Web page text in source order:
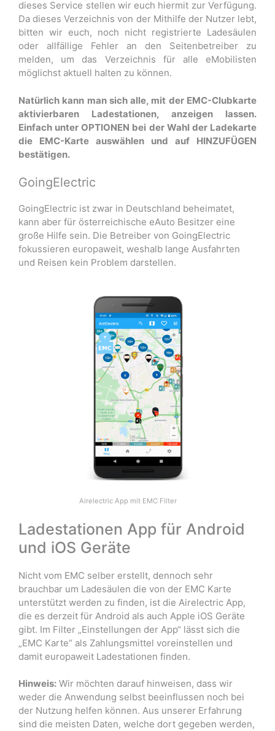
dieses Service stellen wir euch hiermit zur Verfügung.
Da dieses Verzeichnis von der Mithilfe der Nutzer lebt,
bitten wir euch, noch nicht registrierte Ladesäulen
oder allfällige Fehler an den Seitenbetreiber zu
melden, um das Verzeichnis für alle eMobilisten
möglichst aktuell halten zu können.
Natürlich kann man sich alle, mit der EMC-Clubkarte
aktivierbaren Ladestationen, anzeigen lassen.
Einfach unter OPTIONEN bei der Wahl der Ladekarte
die EMC-Karte auswählen und auf HINZUFÜGEN
bestätigen.
GoingElectric
GoingElectric ist zwar in Deutschland beheimatet,
kann aber für österreichische eAuto Besitzer eine
große Hilfe sein. Die Betreiber von GoingElectric
fokussieren europaweit, weshalb lange Ausfahrten
und Reisen kein Problem darstellen.
Airelectric App mit EMC Filter
Ladestationen App für Android
und iOS Geräte
Nicht vom EMC selber erstellt, dennoch sehr
brauchbar um Ladesäulen die von der EMC Karte
unterstützt werden zu finden, ist die Airelectric App,
die es derzeit für Android als auch Apple iOS Geräte
gibt. Im Filter „Einstellungen der App“ lässt sich die
„EMC Karte“ als Zahlungsmittel voreinstellen und
damit europaweit Ladestationen finden.
Hinweis: Wir möchten darauf hinweisen, dass wir
weder die Anwendung selbst beeinflussen noch bei
der Nutzung helfen können. Aus unserer Erfahrung
sind die meisten Daten, welche dort gegeben werden,